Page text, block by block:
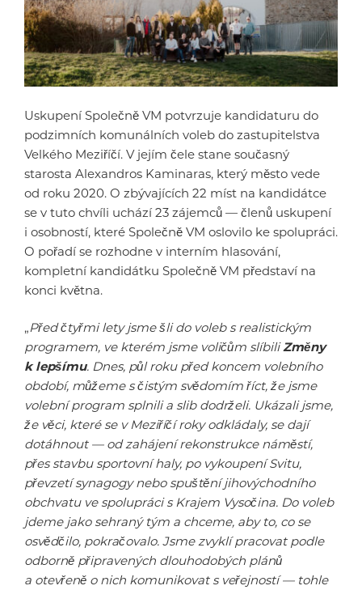
Uskupení Společně VM potvrzuje kandidaturu do
podzimních komunálních voleb do zastupitelstva
Velkého Meziříčí. V jejím čele stane současný
starosta Alexandros Kaminaras, který město vede
od roku 2020. O zbývajících 22 míst na kandidátce
se v tuto chvíli uchází 23 zájemců — členů uskupení
i osobností, které Společně VM oslovilo ke spolupráci.
O pořadí se rozhodne v interním hlasování,
kompletní kandidátku Společně VM představí na
konci května.
„Před čtyřmi lety jsme šli do voleb s realistickým
programem, ve kterém jsme voličům slíbiliZměny
k lepšímu. Dnes, půl roku před koncem volebního
období, můžeme s čistým svědomím říct, že jsme
volební program splnili a slib dodrželi. Ukázali jsme,
že věci, které se v Meziříčí roky odkládaly, se dají
dotáhnout — od zahájení rekonstrukce náměstí,
přes stavbu sportovní haly, po vykoupení Svitu,
převzetí synagogy nebo spuštění jihovýchodního
obchvatu ve spolupráci s Krajem Vysočina. Do voleb
jdeme jako sehraný tým a chceme, aby to, co se
osvědčilo, pokračovalo. Jsme zvyklí pracovat podle
odborně připravených dlouhodobých plánů
a otevřeně o nich komunikovat s veřejností — tohle